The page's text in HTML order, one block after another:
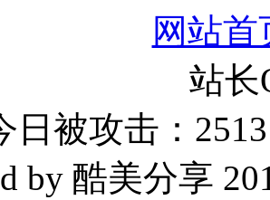
网站首
站
日被攻击：
by 酷美分享